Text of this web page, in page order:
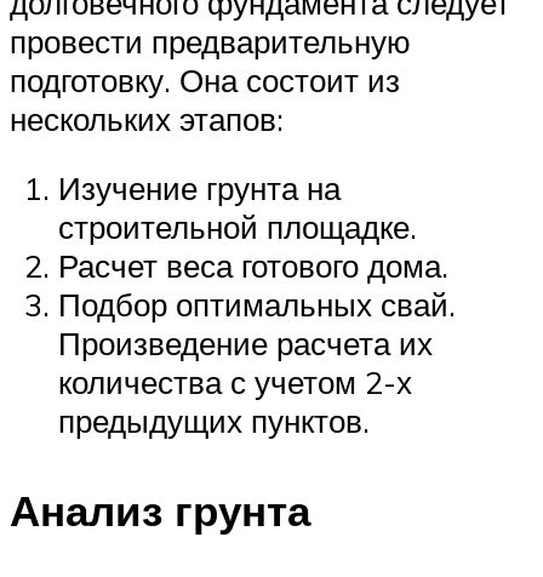
провести предварительную
подготовку. Она состоит из
нескольких этапов:
Изучение грунта на
строительной площадке.
Расчет веса готового дома.
Подбор оптимальных свай.
Произведение расчета их
количества с учетом 2-х
предыдущих пунктов.
Анализ грунта